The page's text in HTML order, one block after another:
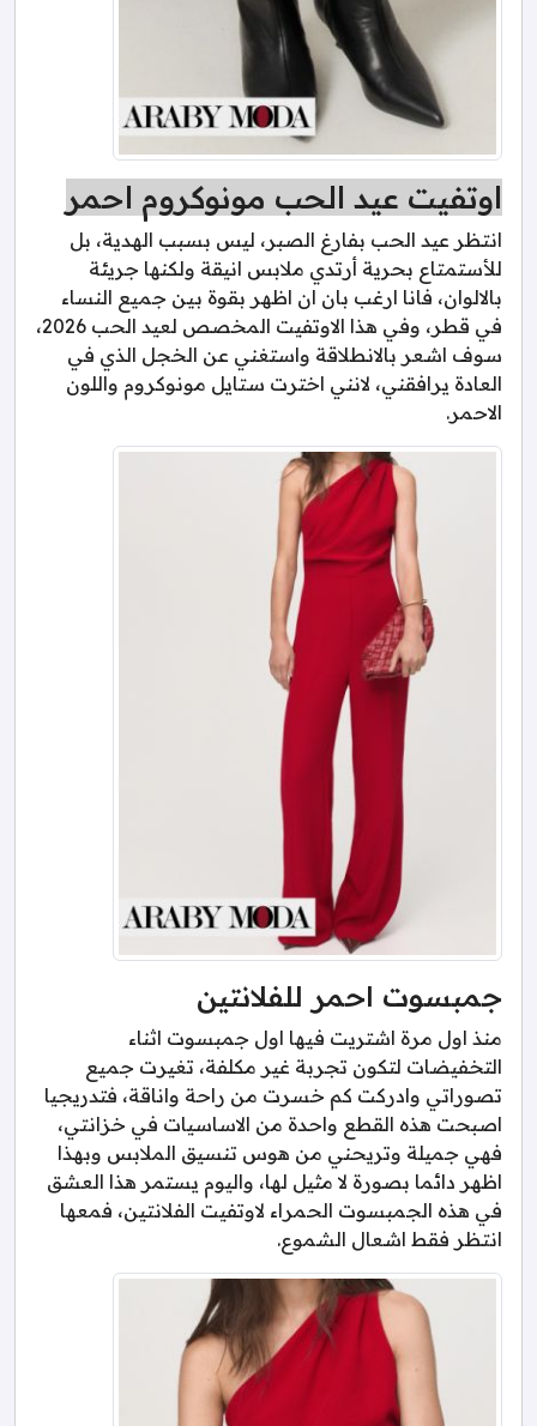
اوتفيت عيد الحب مونوكروم احمر
انتظر عيد الحب بفارغ الصبر، ليس بسبب الهدية، بل
للأستمتاع بحرية أرتدي ملابس انيقة ولكنها جريئة
بالالوان، فانا ارغب بان ان اظهر بقوة بين جميع النساء
في قطر، وفي هذا الاوتفيت المخصص لعيد الحب 2026،
سوف اشعر بالانطلاقة واستغني عن الخجل الذي في
العادة يرافقني، لانني اخترت ستايل مونوكروم واللون
الاحمر.
جمبسوت احمر للفلانتين
منذ اول مرة اشتريت فيها اول جمبسوت اثناء
التخفيضات لتكون تجربة غير مكلفة، تغيرت جميع
تصوراتي وادركت كم خسرت من راحة واناقة، فتدريجيا
اصبحت هذه القطع واحدة من الاساسيات في خزانتي،
فهي جميلة وتريحني من هوس تنسيق الملابس وبهذا
اظهر دائما بصورة لا مثيل لها، واليوم يستمر هذا العشق
في هذه الجمبسوت الحمراء لاوتفيت الفلانتين، فمعها
انتظر فقط اشعال الشموع.